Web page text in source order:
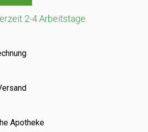
2-4 Arbeitstage.
Apotheke